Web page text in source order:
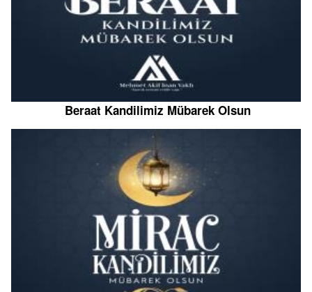
Beraat Kandilimiz Mübarek Olsun